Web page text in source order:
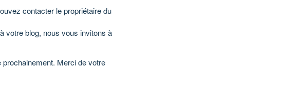
contacter le propriétaire du
votre blog, nous vous invitons à
Merci de votre